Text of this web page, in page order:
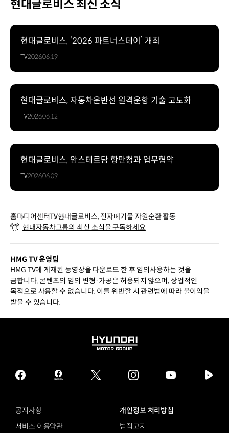
현대글로비스 최신 소식
현대글로비스, ‘2026 파트너스데이’ 개최
TV2026.06.19
현대글로비스, 자동차운반선 원격운항 기술 고도화
TV2026.06.12
현대글로비스, 암스테르담 항만청과 업무협약
TV2026.06.09
홈미디어센터TV현대글로비스, 전자폐기물 자원순환 활동
현대자동차그룹의 최신 소식을 구독하세요
HMG TV 운영팀
HMG TV에 게재된 동영상을 다운로드 한 후 임의사용하는 것을
금합니다. 콘텐츠의 임의 변형·가공은 허용되지 않으며, 상업적인
목적으로 사용할 수 없습니다. 이를 위반할 시 관련법에 따라 불이익을
받을 수 있습니다.
HYUNDAI
GROUP
facebook
hmg
journal
twitter instagram
tv
공지사항
개인정보 처리방침
서비스 이용약관
법적고지